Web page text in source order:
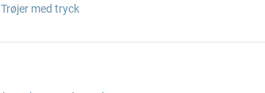
Trøjer med tryck